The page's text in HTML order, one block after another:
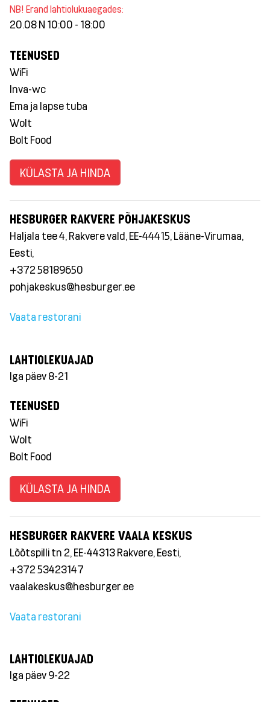
NB! Erand lahtiolukuaegades:
20.08 N 10:00 - 18:00
TEENUSED
WiFi
Inva-wc
Ema ja lapse tuba
Wolt
Bolt Food
KÜLASTA JA HINDA
HESBURGER RAKVERE PÕHJAKESKUS
Haljala tee 4, Rakvere vald, EE-44415, Lääne-Virumaa,
Eesti,
+372 58189650
pohjakeskus@hesburger.ee
Vaata restorani
LAHTIOLEKUAJAD
Iga päev 8-21
TEENUSED
WiFi
Wolt
Bolt Food
KÜLASTA JA HINDA
HESBURGER RAKVERE VAALA KESKUS
Lõõtspilli tn 2, EE-44313 Rakvere, Eesti,
+372 53423147
vaalakeskus@hesburger.ee
Vaata restorani
LAHTIOLEKUAJAD
Iga päev 9-22